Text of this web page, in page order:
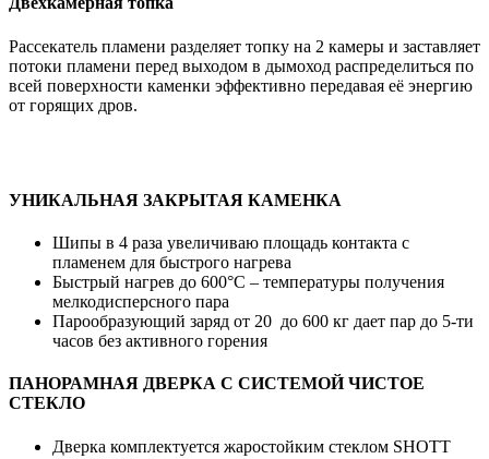
Рассекатель пламени разделяет топку на 2 камеры и заставляет
потоки пламени перед выходом в дымоход распределиться по
всей поверхности каменки эффективно передавая её энергию
от горящих дров.
УНИКАЛЬНАЯ ЗАКРЫТАЯ КАМЕНКА
Шипы в 4 раза увеличиваю площадь контакта с
пламенем для быстрого нагрева
Быстрый нагрев до 600°С – температуры получения
мелкодисперсного пара
Парообразующий заряд от 20 до 600 кг дает пар до 5-ти
часов без активного горения
ПАНОРАМНАЯ ДВЕРКА С СИСТЕМОЙ ЧИСТОЕ
СТЕКЛО
Дверка комплектуется жаростойким стеклом SHOTT